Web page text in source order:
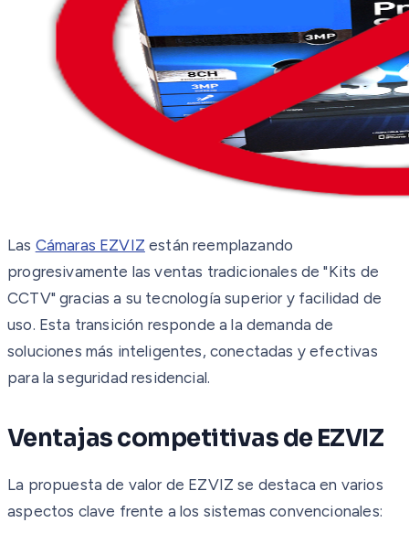
Las Cámaras EZVIZ están reemplazando
progresivamente las ventas tradicionales de "Kits de
CCTV" gracias a su tecnología superior y facilidad de
uso. Esta transición responde a la demanda de
soluciones más inteligentes, conectadas y efectivas
para la seguridad residencial.
Ventajas competitivas de EZVIZ
La propuesta de valor de EZVIZ se destaca en varios
aspectos clave frente a los sistemas convencionales: